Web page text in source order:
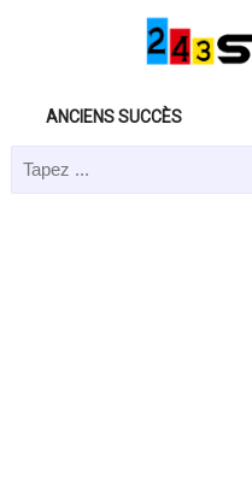
ANCIENS SUCCÈS